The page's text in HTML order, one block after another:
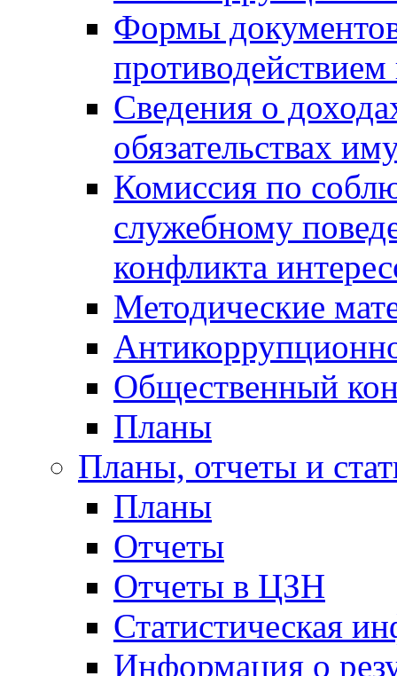
Формы
Сведения о
обязательствах
Комиссия по
служебному
конфликта
Методические
Общественный
Планы
Планы, отчеты и
Планы
Отчеты
Отчеты в ЦЗН
Статистическая
Информация о